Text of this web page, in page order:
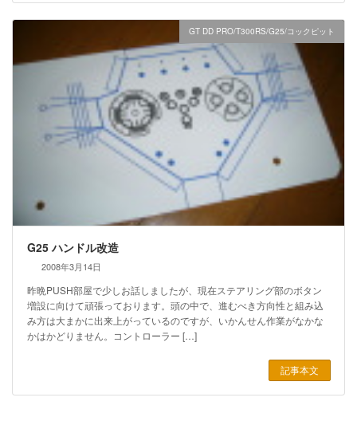
GT DD PRO/T300RS/G25/コックピット
G25 ハンドル改造
2008年3月14日
昨晩PUSH部屋で少しお話しましたが、現在ステアリング部のボタン
増設に向けて頑張っております。頭の中で、進むべき方向性と組み込
み方は大まかに出来上がっているのですが、いかんせん作業がなかな
かはかどりません。コントローラー […]
記事本文